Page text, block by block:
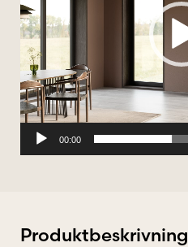
00:00
Produktbeskrivning